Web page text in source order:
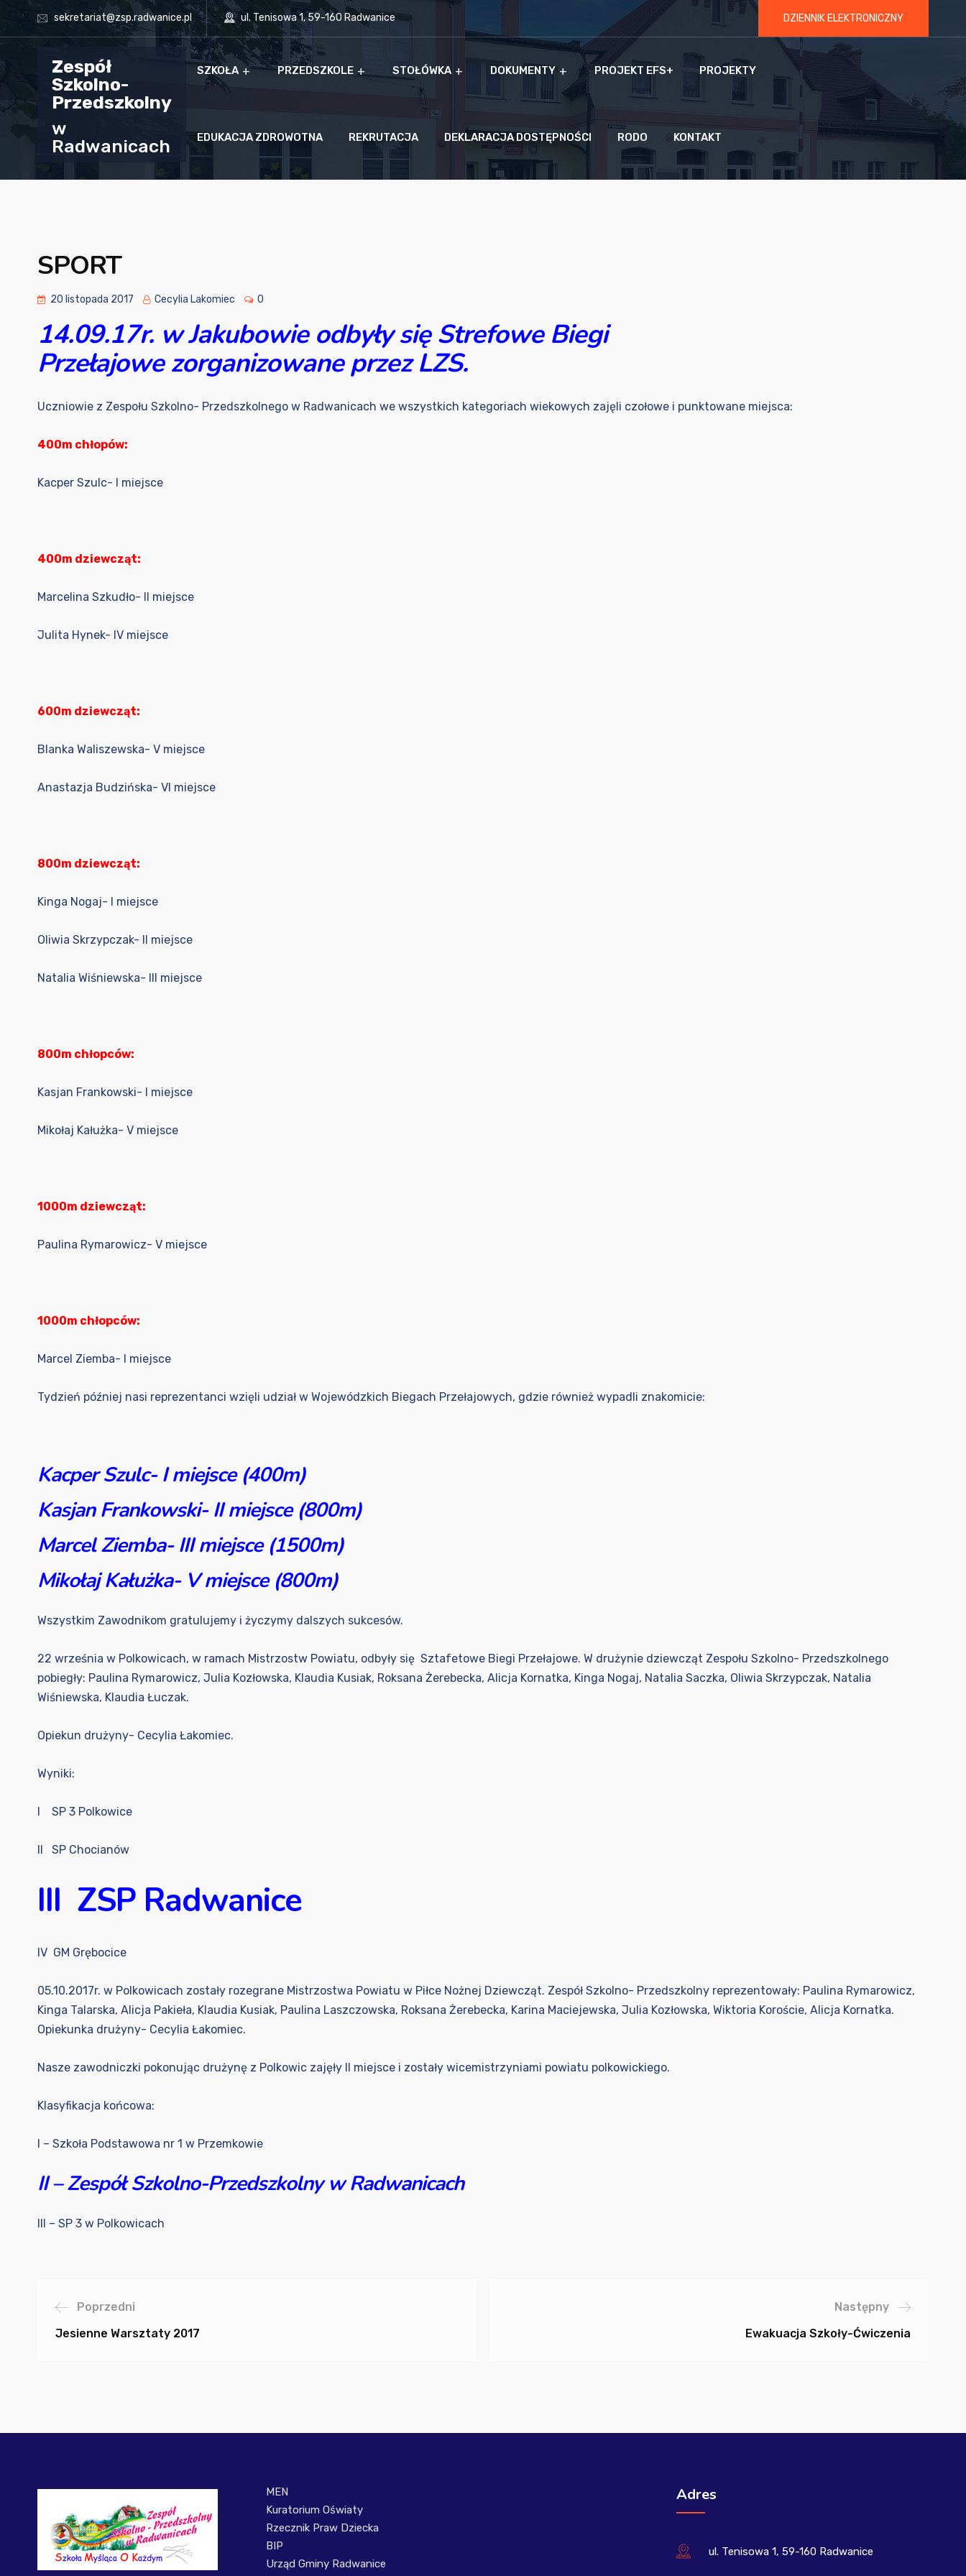
sekretariat@zsp.radwanice.pl ul. Tenisowa 1, 59-160 Radwanice DZIENNIK ELEKTRONICZNY
Zespół
Szkolno-
Przedszkolny
w
Radwanicach
SZKOŁA PRZEDSZKOLE STOŁÓWKA DOKUMENTY PROJEKT EFS+ PROJEKTY
EDUKACJA ZDROWOTNA REKRUTACJA DEKLARACJA DOSTĘPNOŚCI RODO KONTAKT
SPORT
20 listopada 2017 Cecylia Lakomiec 0
14.09.17r. w Jakubowie odbyły się Strefowe Biegi
Przełajowe zorganizowane przez LZS.
Uczniowie z Zespołu Szkolno- Przedszkolnego w Radwanicach we wszystkich kategoriach wiekowych zajęli czołowe i punktowane miejsca:
400m chłopów:
Kacper Szulc- I miejsce
400m dziewcząt:
Marcelina Szkudło- II miejsce
Julita Hynek- IV miejsce
600m dziewcząt:
Blanka Waliszewska- V miejsce
Anastazja Budzińska- VI miejsce
800m dziewcząt:
Kinga Nogaj- I miejsce
Oliwia Skrzypczak- II miejsce
Natalia Wiśniewska- III miejsce
800m chłopców:
Kasjan Frankowski- I miejsce
Mikołaj Kałużka- V miejsce
1000m dziewcząt:
Paulina Rymarowicz- V miejsce
1000m chłopców:
Marcel Ziemba- I miejsce
Tydzień później nasi reprezentanci wzięli udział w Wojewódzkich Biegach Przełajowych, gdzie również wypadli znakomicie:
Kacper Szulc- I miejsce (400m)
Kasjan Frankowski- II miejsce (800m)
Marcel Ziemba- III miejsce (1500m)
Mikołaj Kałużka- V miejsce (800m)
Wszystkim Zawodnikom gratulujemy i życzymy dalszych sukcesów.
22 września w Polkowicach, w ramach Mistrzostw Powiatu, odbyły się Sztafetowe Biegi Przełajowe. W drużynie dziewcząt Zespołu Szkolno- Przedszkolnego
pobiegły: Paulina Rymarowicz, Julia Kozłowska, Klaudia Kusiak, Roksana Żerebecka, Alicja Kornatka, Kinga Nogaj, Natalia Saczka, Oliwia Skrzypczak, Natalia
Wiśniewska, Klaudia Łuczak.
Opiekun drużyny- Cecylia Łakomiec.
Wyniki:
I SP 3 Polkowice
II SP Chocianów
III ZSP Radwanice
IV GM Grębocice
05.10.2017r. w Polkowicach zostały rozegrane Mistrzostwa Powiatu w Piłce Nożnej Dziewcząt. Zespół Szkolno- Przedszkolny reprezentowały: Paulina Rymarowicz,
Kinga Talarska, Alicja Pakieła, Klaudia Kusiak, Paulina Laszczowska, Roksana Żerebecka, Karina Maciejewska, Julia Kozłowska, Wiktoria Koroście, Alicja Kornatka.
Opiekunka drużyny- Cecylia Łakomiec.
Nasze zawodniczki pokonując drużynę z Polkowic zajęły II miejsce i zostały wicemistrzyniami powiatu polkowickiego.
Klasyfikacja końcowa:
I – Szkoła Podstawowa nr 1 w Przemkowie
II – Zespół Szkolno-Przedszkolny w Radwanicach
III – SP 3 w Polkowicach
Poprzedni
Jesienne Warsztaty 2017
Następny
Ewakuacja Szkoły-Ćwiczenia
MEN
Kuratorium Oświaty
Rzecznik Praw Dziecka
BIP
Urząd Gminy Radwanice
Adres
ul. Tenisowa 1, 59-160 Radwanice